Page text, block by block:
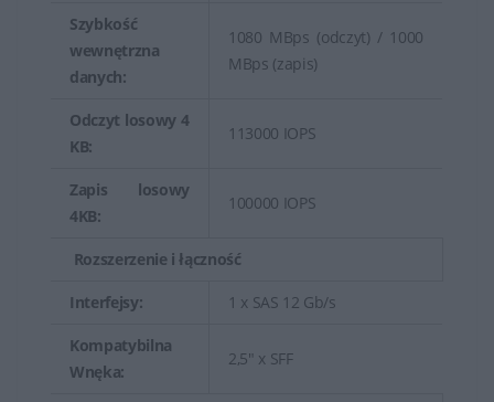
Szybkość
wewnętrzna
danych:
1080 MBps (odczyt) / 1000
MBps (zapis)
Odczyt losowy 4
KB:
113000 IOPS
Zapis losowy
4KB:
100000 IOPS
Rozszerzenie i łączność
Interfejsy: 1 x SAS 12 Gb/s
Kompatybilna
Wnęka:
2,5" x SFF